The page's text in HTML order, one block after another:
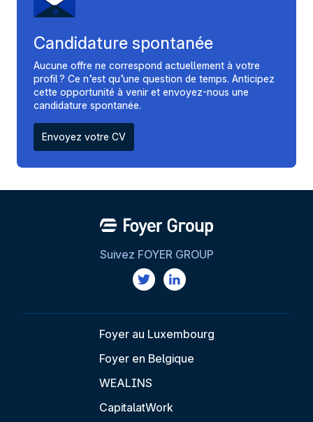
Candidature spontanée
Aucune offre ne correspond actuellement à votre
profil ? Ce n’est qu’une question de temps. Anticipez
cette opportunité à venir et envoyez-nous une
candidature spontanée.
Envoyez votre CV
Suivez FOYER GROUP
Foyer au Luxembourg
Foyer en Belgique
WEALINS
CapitalatWork